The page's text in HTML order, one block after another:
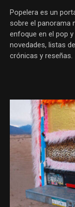
Popelera es un
sobre el panorama
enfoque en el pop
novedades, listas
crónicas y reseñas.